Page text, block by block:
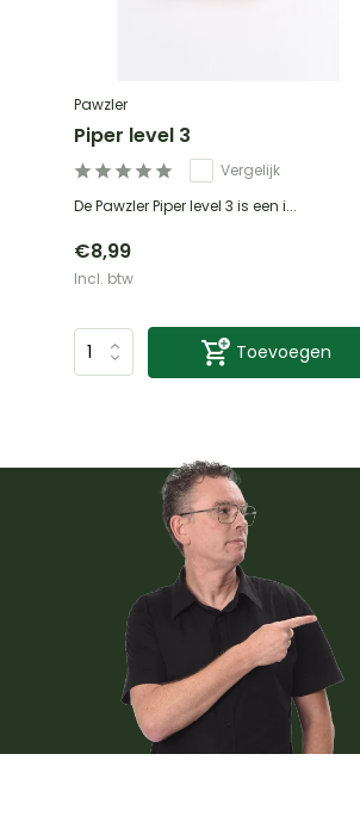
Pawzler
Piper level 3
Vergelijk
De Pawzler Piper level 3 is een i...
€8,99
Incl. btw
Toevoegen